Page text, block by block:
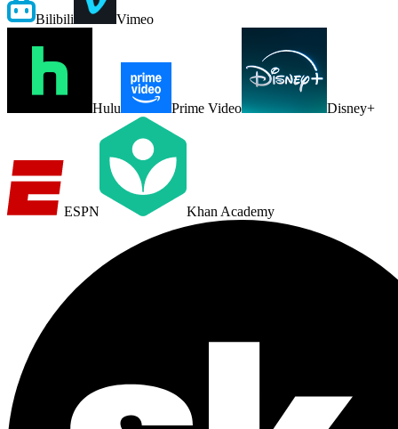
Bilibili Vimeo
Hulu Prime Video Disney+
ESPN Khan Academy